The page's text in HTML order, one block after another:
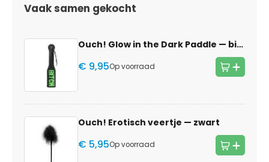
Vaak samen gekocht
Ouch! Glow in the Dark Paddle — bitch
€ 9,95Op voorraad
Ouch! Erotisch veertje — zwart
€ 5,95Op voorraad